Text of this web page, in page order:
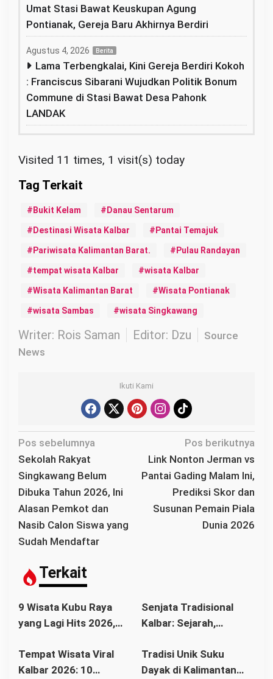
Umat Stasi Bawat Keuskupan Agung
Pontianak, Gereja Baru Akhirnya Berdiri
Agustus 4, 2026 Berita
Lama Terbengkalai, Kini Gereja Berdiri Kokoh
: Franciscus Sibarani Wujudkan Politik Bonum
Commune di Stasi Bawat Desa Pahonk
LANDAK
Visited 11 times, 1 visit(s) today
Bukit Kelam Danau Sentarum
Destinasi Wisata Kalbar Pantai Temajuk
Pariwisata Kalimantan Barat. Pulau Randayan
tempat wisata Kalbar wisata Kalbar
Wisata Kalimantan Barat Wisata Pontianak
wisata Sambas wisata Singkawang
Writer: Rois Saman Editor: Dzu
Source
News
Ikuti Kami
N
a
v
i
g
a
s
p
o
s
Pos sebelumnya
Sekolah Rakyat
Singkawang Belum
Dibuka Tahun 2026, Ini
Alasan Pemkot dan
Nasib Calon Siswa yang
Sudah Mendaftar
Pos berikutnya
Link Nonton Jerman vs
Pantai Gading Malam Ini,
Prediksi Skor dan
Susunan Pemain Piala
Dunia 2026
Terkait
9 Wisata Kubu Raya
yang Lagi Hits 2026,
Kuliner yang Wajib
Masuk Daftar Liburan
Senjata Tradisional
Kalbar: Sejarah,
Makna Budaya yang
Tetap Lestari
Tempat Wisata Viral
Kalbar 2026: 10
Tradisi Unik Suku
Dayak di Kalimantan